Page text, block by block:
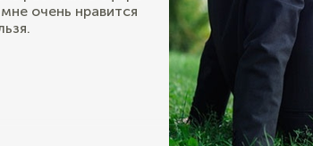
очень нравится